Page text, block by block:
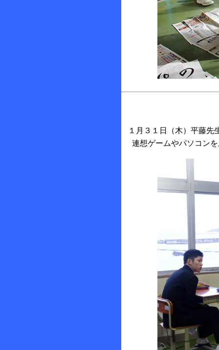
１ 月３１日（木）平藤先
連想ゲームやパソコン